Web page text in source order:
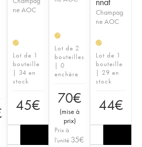
ne AOC
H
Lot de 1
bouteille
| 34 en
stock
45€
H
Lot de 2
bouteilles
| 0
enchère
70€
(mise à
prix)
Prix à
l'unité 35€
Champag
ne AOC
H
Lot de 1
bouteille
| 29 en
stock
44€